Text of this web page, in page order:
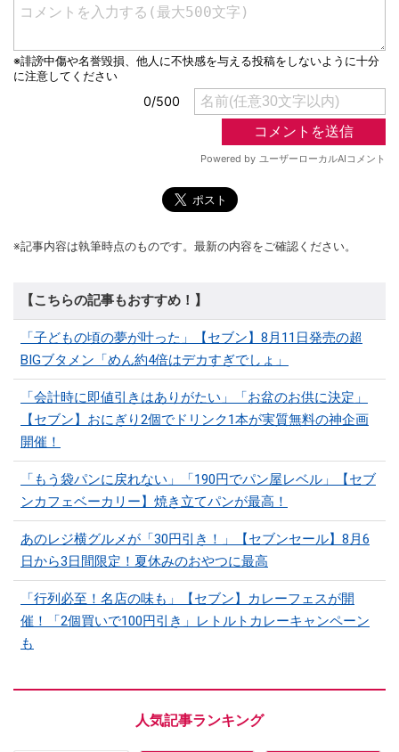
※記事内容は執筆時点のものです。最新の内容をご確認ください。
【こちらの記事もおすすめ！】
「子どもの頃の夢が叶った」【セブン】8月11日発売の超
BIGブタメン「めん約4倍はデカすぎでしょ」
「会計時に即値引きはありがたい」「お盆のお供に決定」
【セブン】おにぎり2個でドリンク1本が実質無料の神企画
開催！
「もう袋パンに戻れない」「190円でパン屋レベル」【セブ
ンカフェベーカリー】焼き立てパンが最高！
あのレジ横グルメが「30円引き！」【セブンセール】8月6
日から3日間限定！夏休みのおやつに最高
「行列必至！名店の味も」【セブン】カレーフェスが開
催！「2個買いで100円引き」レトルトカレーキャンペーン
も